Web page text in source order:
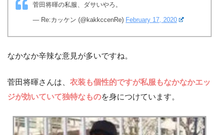
菅田将暉の私服、ダサいやろ。
— Re:カッケン (@kakkccenRe) February 17, 2020
なかなか辛辣な意見が多いですね。
菅田将暉さんは、 衣装も個性的ですが私服もなかなかエッ
ジが効いていて独特なものを身につけています。